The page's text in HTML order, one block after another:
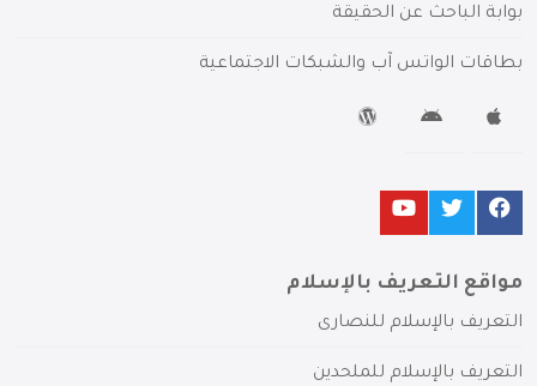
بوابة الباحث عن الحقيقة
بطاقات الواتس آب والشبكات الاجتماعية
مواقع التعريف بالإسلام
التعريف بالإسلام للنصارى
التعريف بالإسلام للملحدين